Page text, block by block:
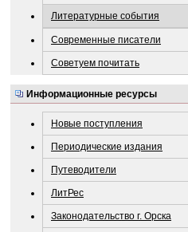
Литературные события
Современные писатели
Советуем почитать
Информационные ресурсы
Новые поступления
Периодические издания
Путеводители
ЛитРес
Законодательство г. Орска